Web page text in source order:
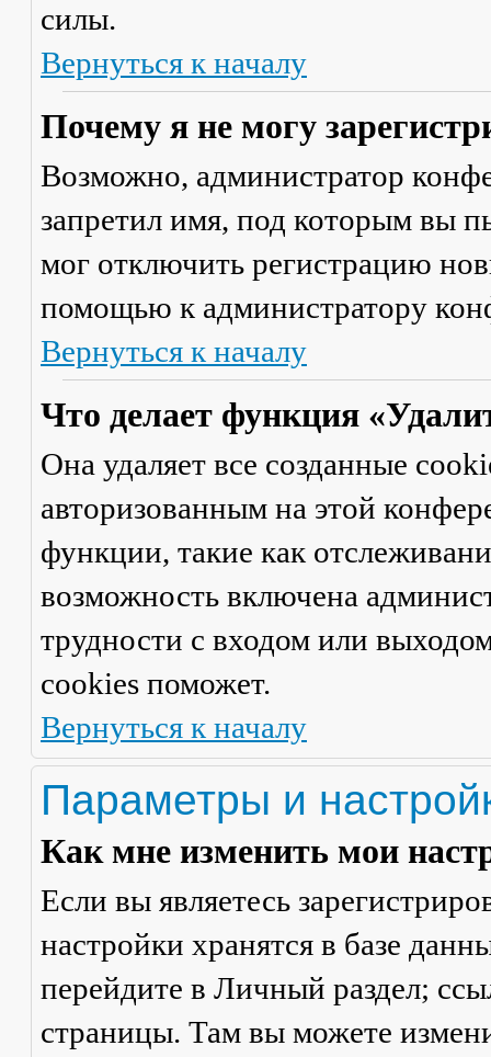
силы.
Вернуться к началу
Почему я не могу
Возможно, администратор
запретил имя, под которым вы
мог отключить регистрацию
помощью к администратору
Вернуться к началу
Что делает функция
Она удаляет все созданные
авторизованным на этой
функции, такие как
возможность включена
трудности с входом или
cookies поможет.
Вернуться к началу
Параметры и
Как мне изменить мои
Если вы являетесь
настройки хранятся в базе
перейдите в Личный раздел;
страницы. Там вы можете